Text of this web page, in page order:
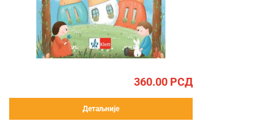
360.00 РСД
Детаљније